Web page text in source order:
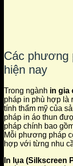
Các phương
hiện nay
Trong ngành in gia
pháp in phù hợp là
tính thẩm mỹ của
pháp in áo thun
pháp chính bao
Mỗi phương pháp
hợp với từng nhu
In lụa (Silkscreen